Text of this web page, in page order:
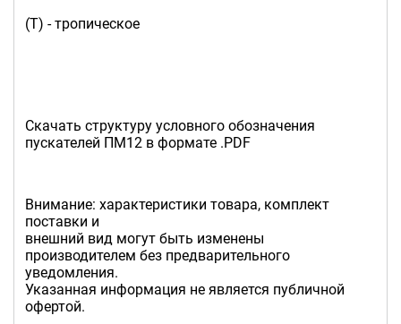
(Т) - тропическое
Скачать структуру условного обозначения
пускателей ПМ12 в формате .PDF
Внимание: характеристики товара, комплект
поставки и
внешний вид могут быть изменены
производителем без предварительного
уведомления.
Указанная информация не является публичной
офертой.